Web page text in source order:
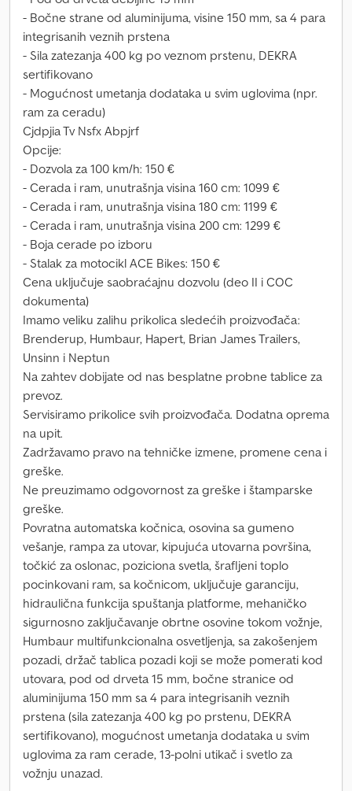
- Bočne strane od aluminijuma, visine 150 mm, sa 4 para
integrisanih veznih prstena
- Sila zatezanja 400 kg po veznom prstenu, DEKRA
sertifikovano
- Mogućnost umetanja dodataka u svim uglovima (npr.
ram za ceradu)
Cjdpjia Tv Nsfx Abpjrf
Opcije:
- Dozvola za 100 km/h: 150 €
- Cerada i ram, unutrašnja visina 160 cm: 1099 €
- Cerada i ram, unutrašnja visina 180 cm: 1199 €
- Cerada i ram, unutrašnja visina 200 cm: 1299 €
- Boja cerade po izboru
- Stalak za motocikl ACE Bikes: 150 €
Cena uključuje saobraćajnu dozvolu (deo II i COC
dokumenta)
Imamo veliku zalihu prikolica sledećih proizvođača:
Brenderup, Humbaur, Hapert, Brian James Trailers,
Unsinn i Neptun
Na zahtev dobijate od nas besplatne probne tablice za
prevoz.
Servisiramo prikolice svih proizvođača. Dodatna oprema
na upit.
Zadržavamo pravo na tehničke izmene, promene cena i
greške.
Ne preuzimamo odgovornost za greške i štamparske
greške.
Povratna automatska kočnica, osovina sa gumeno
vešanje, rampa za utovar, kipujuća utovarna površina,
točkić za oslonac, poziciona svetla, šrafljeni toplo
pocinkovani ram, sa kočnicom, uključuje garanciju,
hidraulična funkcija spuštanja platforme, mehaničko
sigurnosno zaključavanje obrtne osovine tokom vožnje,
Humbaur multifunkcionalna osvetljenja, sa zakošenjem
pozadi, držač tablica pozadi koji se može pomerati kod
utovara, pod od drveta 15 mm, bočne stranice od
aluminijuma 150 mm sa 4 para integrisanih veznih
prstena (sila zatezanja 400 kg po prstenu, DEKRA
sertifikovano), mogućnost umetanja dodataka u svim
uglovima za ram cerade, 13-polni utikač i svetlo za
vožnju unazad.